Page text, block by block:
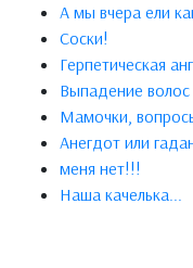
А мы вчера ели
Соски!
Герпетическая
Выпадение волос
Мамочки,
Анегдот или
меня нет!!!
Наша качелька...